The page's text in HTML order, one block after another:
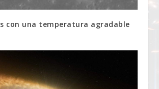
con una temperatura agradable